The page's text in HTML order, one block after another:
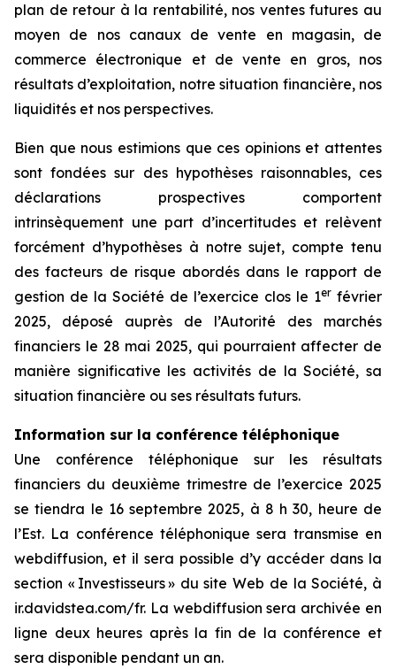
plan de retour à la rentabilité, nos ventes futures au
moyen de nos canaux de vente en magasin, de
commerce électronique et de vente en gros, nos
résultats d’exploitation, notre situation financière, nos
liquidités et nos perspectives.
Bien que nous estimions que ces opinions et attentes
sont fondées sur des hypothèses raisonnables, ces
déclarations prospectives comportent
intrinsèquement une part d’incertitudes et relèvent
forcément d’hypothèses à notre sujet, compte tenu
des facteurs de risque abordés dans le rapport de
gestion de la Société de l’exercice clos le 1er février
2025, déposé auprès de l’Autorité des marchés
financiers le 28 mai 2025, qui pourraient affecter de
manière significative les activités de la Société, sa
situation financière ou ses résultats futurs.
Information sur la conférence téléphonique
Une conférence téléphonique sur les résultats
financiers du deuxième trimestre de l’exercice 2025
se tiendra le 16 septembre 2025, à 8 h 30, heure de
l’Est. La conférence téléphonique sera transmise en
webdiffusion, et il sera possible d’y accéder dans la
section « Investisseurs » du site Web de la Société, à
ir.davidstea.com/fr. La webdiffusion sera archivée en
ligne deux heures après la fin de la conférence et
sera disponible pendant un an.